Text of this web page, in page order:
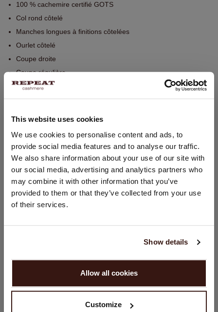
This website uses cookies
We use cookies to personalise content and ads, to
provide social media features and to analyse our traffic.
We also share information about your use of our site with
our social media, advertising and analytics partners who
may combine it with other information that you’ve
provided to them or that they’ve collected from your use
of their services.
Show details
Allow all cookies
Customize
100 % cachemire certifié GOTS
Col rond côtelé
Manches longues à finitions côtelées
Ourlet côtelé
Coupe droite
Coupe régulière
Lavage à la main, nettoyage à sec autorisé
100% Cachemire organique (certifié GOTS)
TAILLE & COUPE
LIVRAISON ET RETOURS
VOUS ALLEZ ADORER ÇA
CHANGER DE PAYS
Vous visitez Repeat cashmere depuis Pays - Bas (€).
Souhaitez-vous mettre à jour votre localisation ?
États-Unis ($)
CONTINUER